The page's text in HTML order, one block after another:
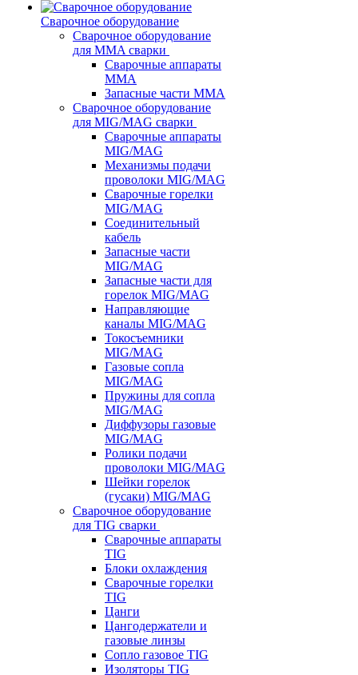
Сварочное оборудование
Сварочное оборудование
для MMA сварки
Сварочные аппараты
MMA
Запасные части MMA
Сварочное оборудование
для MIG/MAG сварки
Сварочные аппараты
MIG/MAG
Механизмы подачи
проволоки MIG/MAG
Сварочные горелки
MIG/MAG
Соединительный
кабель
Запасные части
MIG/MAG
Запасные части для
горелок MIG/MAG
Направляющие
каналы MIG/MAG
Токосъемники
MIG/MAG
Газовые сопла
MIG/MAG
Пружины для сопла
MIG/MAG
Диффузоры газовые
MIG/MAG
Ролики подачи
проволоки MIG/MAG
Шейки горелок
(гусаки) MIG/MAG
Сварочное оборудование
для TIG сварки
Сварочные аппараты
TIG
Блоки охлаждения
Сварочные горелки
TIG
Цанги
Цангодержатели и
газовые линзы
Сопло газовое TIG
Изоляторы TIG